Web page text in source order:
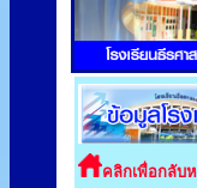
คลิกเพื่อกลับ